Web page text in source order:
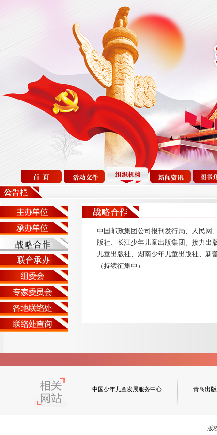
中国邮政集团公司报刊发行局、人民网
版社、长江少年儿童出版集团、接力出
儿童出版社、湖南少年儿童出版社、
（持续征集中）
中国少年儿童发展服务中心 青岛出
版